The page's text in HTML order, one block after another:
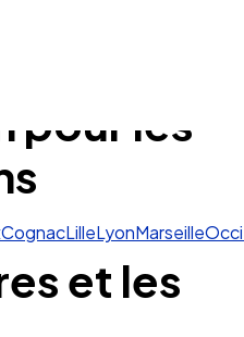
CognacLilleLyonMarseille
pour les
et les